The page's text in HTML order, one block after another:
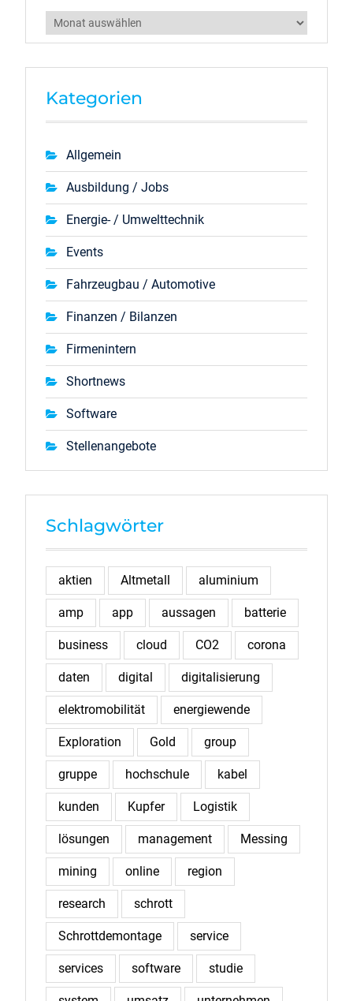
Archiv
Kategorien
Allgemein
Ausbildung / Jobs
Energie- / Umwelttechnik
Events
Fahrzeugbau / Automotive
Finanzen / Bilanzen
Firmenintern
Shortnews
Software
Stellenangebote
Schlagwörter
aktien Altmetall aluminium
amp app aussagen batterie
business cloud CO2 corona
daten digital digitalisierung
elektromobilität energiewende
Exploration Gold group
gruppe hochschule kabel
kunden Kupfer Logistik
lösungen management Messing
mining online region
research schrott
Schrottdemontage service
services software studie